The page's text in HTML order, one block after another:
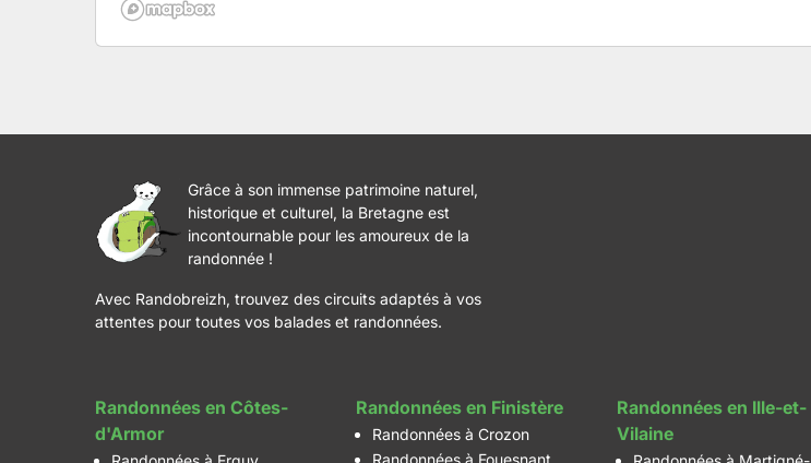
Grâce à son immense patrimoine naturel,
historique et culturel, la Bretagne est
incontournable pour les amoureux de la
randonnée !
Avec Randobreizh, trouvez des circuits adaptés à vos
attentes pour toutes vos balades et randonnées.
Randonnées en Côtes-
d'Armor
Randonnées en Finistère
Randonnées à Crozon
Randonnées en Ille-et-
Vilaine